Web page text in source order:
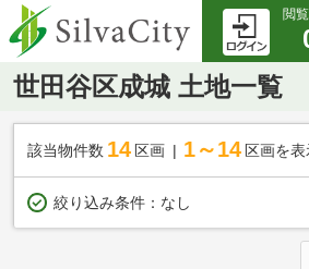
閲
世田谷区成城 土地一覧
該当物件数 14 区画 1～14 区画を表
絞り込み条件： なし